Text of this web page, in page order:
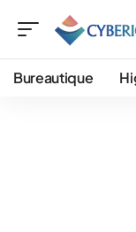
Bureautique